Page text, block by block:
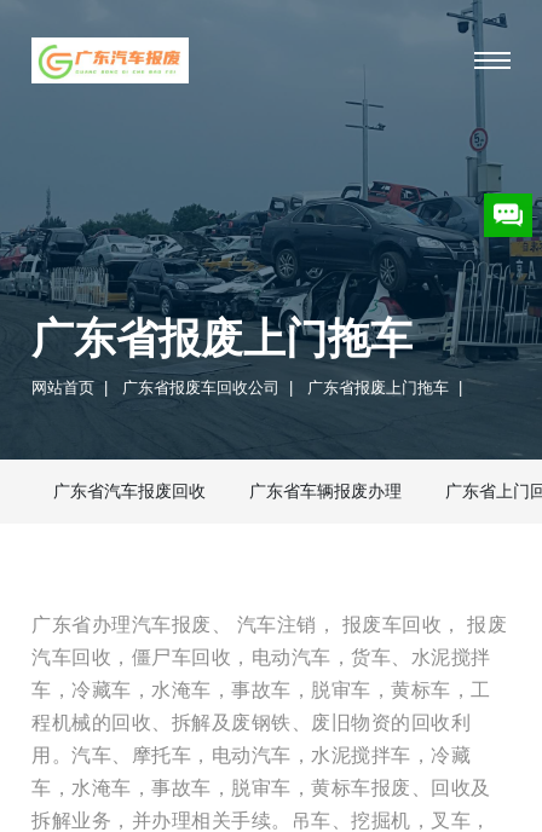
广东省报废上门拖车
网站首页 广东省报废车回收公司 广东省报废上门拖车 |
广东省汽车报废回收 广东省车辆报废办理 广东省上门
广东省办理汽车报废、 汽车注销， 报废车回收， 报废
汽车回收，僵尸车回收，电动汽车，货车、水泥搅拌
车，冷藏车，水淹车，事故车，脱审车，黄标车，工
程机械的回收、拆解及废钢铁、废旧物资的回收利
用。汽车、摩托车，电动汽车，水泥搅拌车，冷藏
车，水淹车，事故车，脱审车，黄标车报废、回收及
拆解业务，并办理相关手续。吊车、挖掘机，叉车，